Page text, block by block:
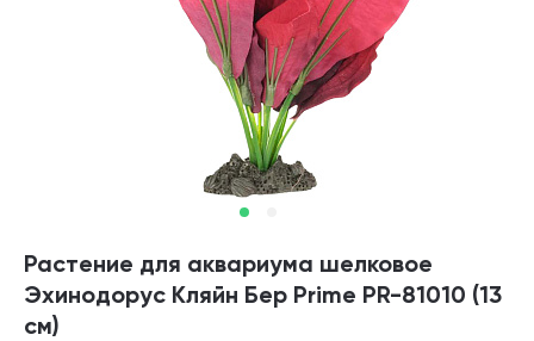
Растение для аквариума шелковое
Эхинодорус Кляйн Бер Prime PR-81010 (13
см)